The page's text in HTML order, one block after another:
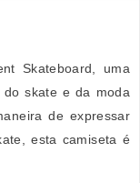
Skateboard, uma
do skate e da moda
de expressar
esta camiseta é